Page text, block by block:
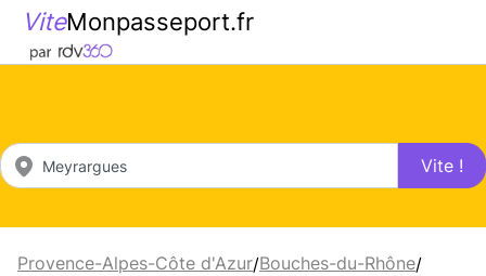
ViteMonpasseport.fr
Vite !
Provence-Alpes-Côte d'Azur/Bouches-du-Rhône/